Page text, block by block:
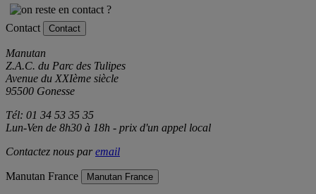
Contact Contact
Manutan
Z.A.C. du Parc des Tulipes
Avenue du XXIème siècle
95500 Gonesse
Tél: 01 34 53 35 35
Lun-Ven de 8h30 à 18h - prix d'un appel local
Contactez nous paremail
Manutan France Manutan France